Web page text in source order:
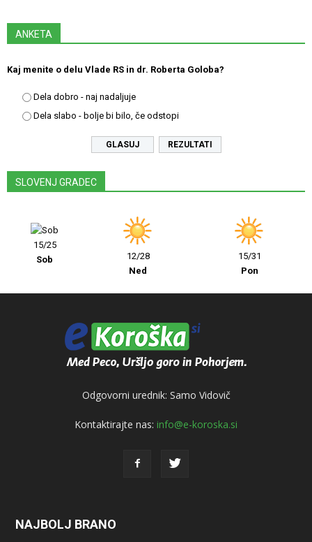
ANKETA
Kaj menite o delu Vlade RS in dr. Roberta Goloba?
Dela dobro - naj nadaljuje
Dela slabo - bolje bi bilo, če odstopi
REZULTATI
SLOVENJ GRADEC
15/25
Sob
12/28
Ned
15/31
Pon
Odgovorni urednik: Samo Vidovič
Kontaktirajte nas: info@e-koroska.si
NAJBOLJ BRANO